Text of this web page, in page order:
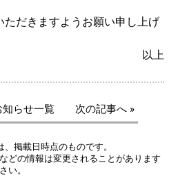
ただきますようお願い申し上げ
以上
知らせ一覧 次の記事へ »
掲載日時点のものです。
どの情報は変更されることがあります
い。